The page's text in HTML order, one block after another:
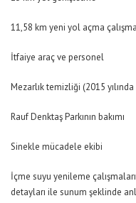
11,58 km yeni yol açma
İtfaiye araç ve personel
Mezarlık temizliği (2015 yılında
Rauf Denktaş Parkının bakımı
Sinekle mücadele ekibi
İçme suyu yenileme
detayları ile sunum şeklinde